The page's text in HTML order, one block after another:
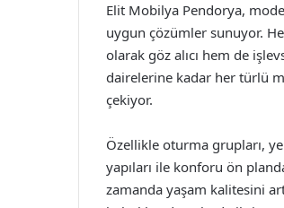
Elit Mobilya Pendorya,
uygun çözümler sunuyor.
olarak göz alıcı hem de
dairelerine kadar her türlü
çekiyor.
Özellikle oturma grupları,
yapıları ile konforu ön
zamanda yaşam kalitesini